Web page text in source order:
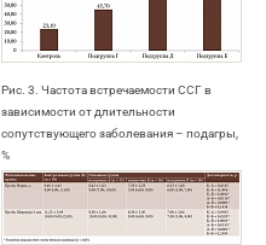
Рис. 3. Частота встречаемости ССГ в
зависимости от длительности
сопутствующего заболевания – подагры,
%